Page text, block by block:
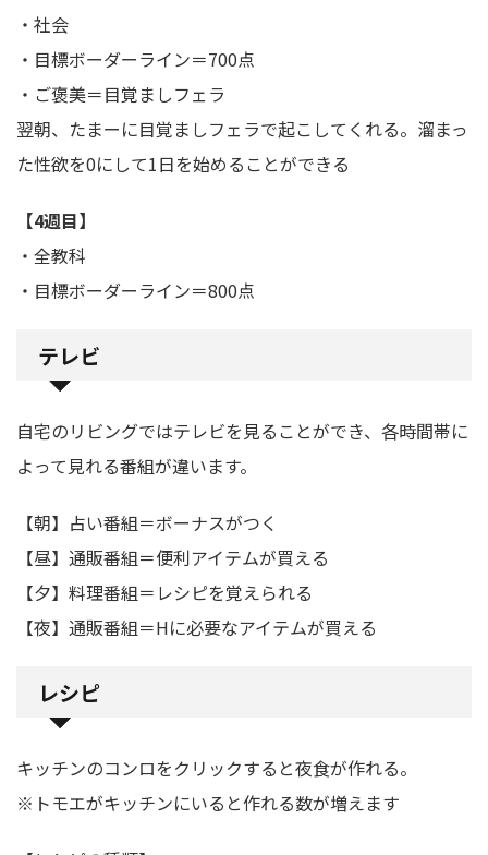
・社会
・目標ボーダーライン＝700点
・ご褒美＝目覚ましフェラ
翌朝、たまーに目覚ましフェラで起こしてくれる。溜まっ
た性欲を0にして1日を始めることができる
【4週目】
・全教科
・目標ボーダーライン＝800点
テレビ
自宅のリビングではテレビを見ることができ、各時間帯に
よって見れる番組が違います。
【朝】占い番組＝ボーナスがつく
【昼】通販番組＝便利アイテムが買える
【夕】料理番組＝レシピを覚えられる
【夜】通販番組＝Hに必要なアイテムが買える
レシピ
キッチンのコンロをクリックすると夜食が作れる。
※トモエがキッチンにいると作れる数が増えます